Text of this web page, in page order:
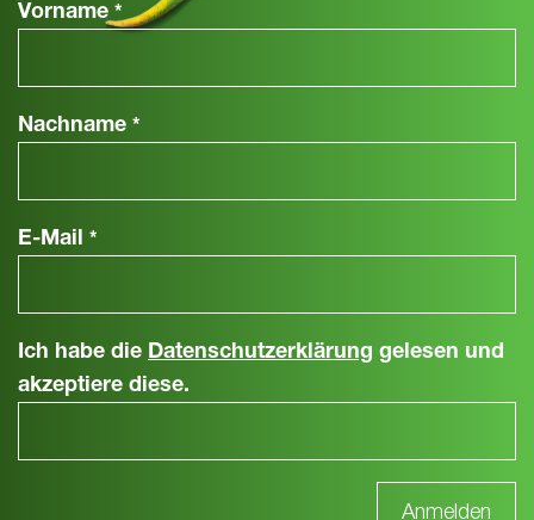
Vorname *
Nachname *
E-Mail *
Ich habe die Datenschutzerklärung gelesen und
akzeptiere diese.